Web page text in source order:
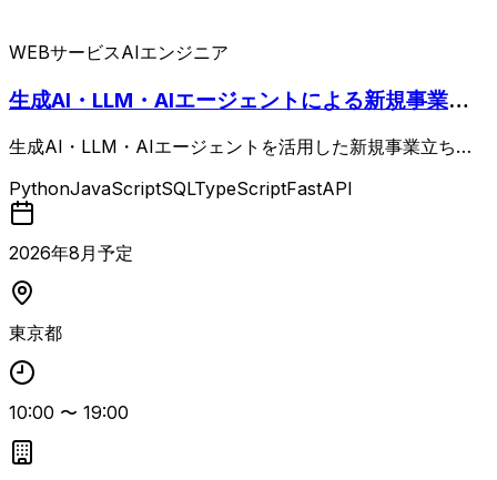
WEBサービスAIエンジニア
生成AI・LLM・AIエージェントによる新規事業立
生成AI・LLM・AIエージェントを活用した新規事業立ち上
bアプリケーション機能の設計・実装、LLMおよび各種API
との連携、顧客課題に対するAI機能の適用検討、PoC設計
から本番運用を見据えた評価、社内ナレッジ化までを一気通
貫で推進していただきます。 Webアプリ開発経験5年以上
と、生成AI・LLM・APIを用いたAI駆動開発または検証経験
実装まで落とし込める方を求めています。
PythonJavaScriptSQLTypeScriptFastAPI
2026年8月予定
東京都
10:00 〜 19:00